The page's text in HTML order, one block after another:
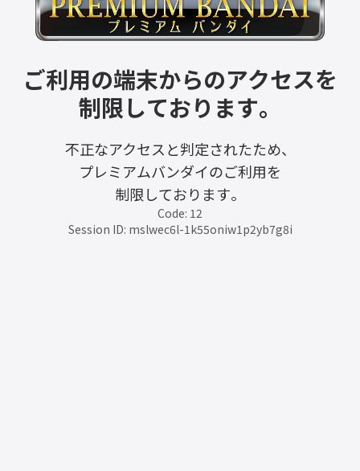
ご利用の端末からのアクセスを
制限しております。
不正なアクセスと判定されたため、
プレミアムバンダイのご利用を
制限しております。
Code: 12
Session ID: mslwec6l-1k55oniw1p2yb7g8i